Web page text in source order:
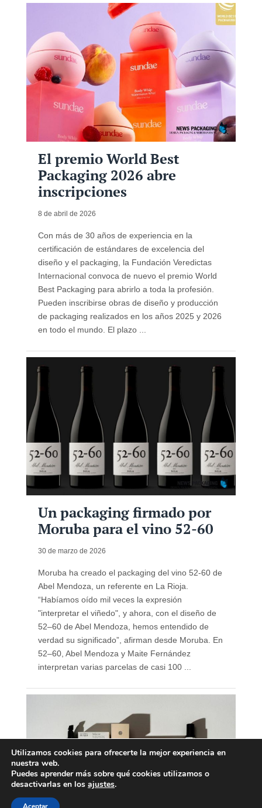
El premio World Best
Packaging 2026 abre
inscripciones
8 de abril de 2026
Con más de 30 años de experiencia en la
certificación de estándares de excelencia del
diseño y el packaging, la Fundación Veredictas
Internacional convoca de nuevo el premio World
Best Packaging para abrirlo a toda la profesión.
Pueden inscribirse obras de diseño y producción
de packaging realizados en los años 2025 y 2026
en todo el mundo. El plazo ...
Un packaging firmado por
Moruba para el vino 52-60
30 de marzo de 2026
Moruba ha creado el packaging del vino 52-60 de
Abel Mendoza, un referente en La Rioja.
“Habíamos oído mil veces la expresión
"interpretar el viñedo", y ahora, con el diseño de
52–60 de Abel Mendoza, hemos entendido de
verdad su significado”, afirman desde Moruba. En
52–60, Abel Mendoza y Maite Fernández
interpretan varias parcelas de casi 100 ...
Utilizamos cookies para ofrecerte la mejor experiencia en
nuestra web.
Puedes aprender más sobre qué cookies utilizamos o
desactivarlas en los ajustes.